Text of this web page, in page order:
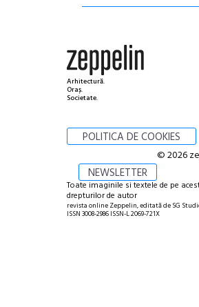
Arhitectură.
Oraș.
Societate.
POLITICA DE COOKIES
NEWSLETTER
© 2026
Toate imaginile si textele de pe
drepturilor de autor
revista online Zeppelin, editată de SG
ISSN 3008-2986 ISSN-L 2069-721X